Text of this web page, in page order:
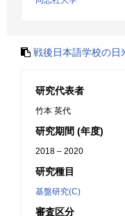
戦後日本語学校の日
研究代表者
竹本 英代
研究期間 (年度)
2018 – 2020
研究種目
基盤研究(C)
審査区分